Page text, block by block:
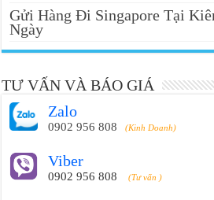
Gửi Hàng Đi Singapore Tại
Ngày
TƯ VẤN VÀ BÁO GIÁ
Zalo
0902 956 808 (Kinh Doanh)
Viber
0902 956 808 (Tư vấn )